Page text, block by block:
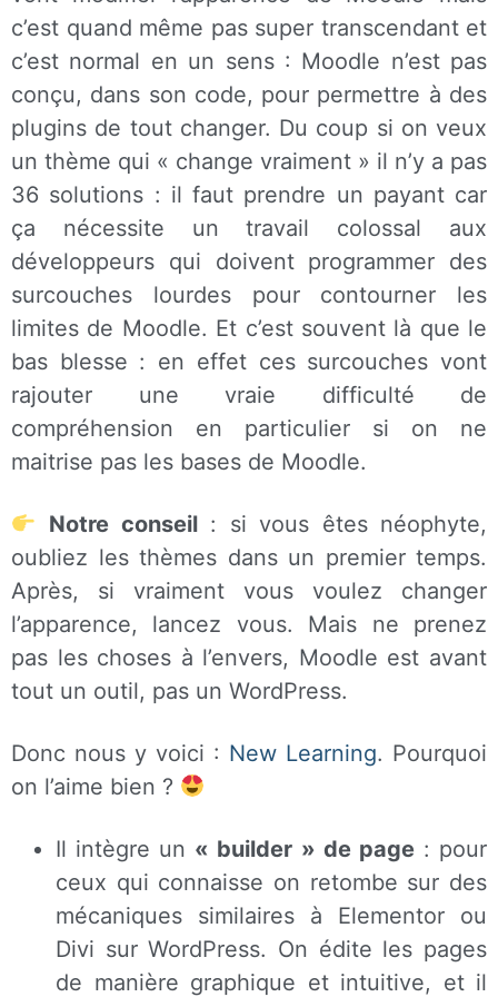
c’est quand même pas super transcendant et
c’est normal en un sens : Moodle n’est pas
conçu, dans son code, pour permettre à des
plugins de tout changer. Du coup si on veux
un thème qui « change vraiment » il n’y a pas
36 solutions : il faut prendre un payant car
ça nécessite un travail colossal aux
développeurs qui doivent programmer des
surcouches lourdes pour contourner les
limites de Moodle. Et c’est souvent là que le
bas blesse : en effet ces surcouches vont
rajouter une vraie difficulté de
compréhension en particulier si on ne
maitrise pas les bases de Moodle.
Notre conseil: si vous êtes néophyte,
oubliez les thèmes dans un premier temps.
Après, si vraiment vous voulez changer
l’apparence, lancez vous. Mais ne prenez
pas les choses à l’envers, Moodle est avant
tout un outil, pas un WordPress.
Donc nous y voici : New Learning. Pourquoi
on l’aime bien ?
Il intègre un « builder » de page: pour
ceux qui connaisse on retombe sur des
mécaniques similaires à Elementor ou
Divi sur WordPress. On édite les pages
de manière graphique et intuitive, et il